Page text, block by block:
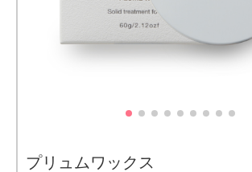
5
プリュムワックス